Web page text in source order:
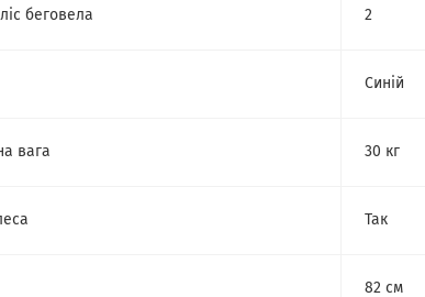
беговела 2
Синій
вага 30 кг
Так
82 см